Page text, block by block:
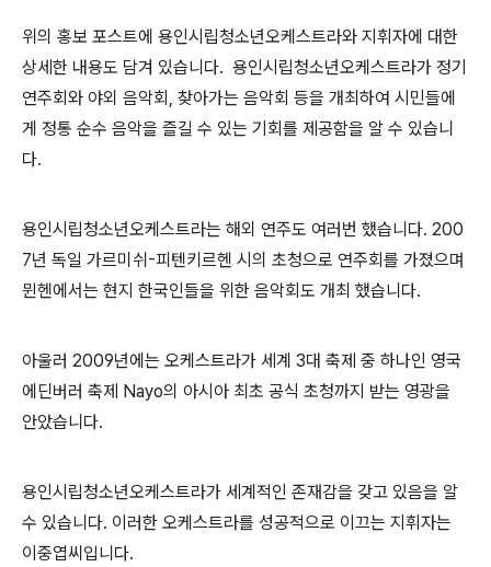
위의 홍보 포스트에 용인시립청소년오케스트라와 지휘자에 대한
상세한 내용도 담겨 있습니다. 용인시립청소년오케스트라가 정기
연주회와 야외 음악회, 찾아가는 음악회 등을 개최하여 시민들에
게 정통 순수 음악을 즐길 수 있는 기회를 제공함을 알 수 있습니
다.
용인시립청소년오케스트라는 해외 연주도 여러번 했습니다. 200
7년 독일 가르미쉬-피텐키르헨 시의 초청으로 연주회를 가졌으며
뮌헨에서는 현지 한국인들을 위한 음악회도 개최 했습니다.
아울러 2009년에는 오케스트라가 세계 3대 축제 중 하나인 영국
에딘버러 축제 Nayo의 아시아 최초 공식 초청까지 받는 영광을
안았습니다.
용인시립청소년오케스트라가 세계적인 존재감을 갖고 있음을 알
수 있습니다. 이러한 오케스트라를 성공적으로 이끄는 지휘자는
이중엽씨입니다.